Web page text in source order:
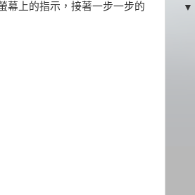
幕上的指示，接著一步一步的
▼